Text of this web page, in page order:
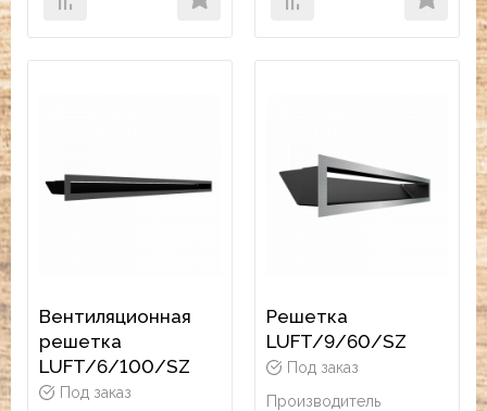
Вентиляционная
решетка
LUFT/6/100/SZ
Под заказ
Решетка
LUFT/9/60/SZ
Под заказ
Производитель